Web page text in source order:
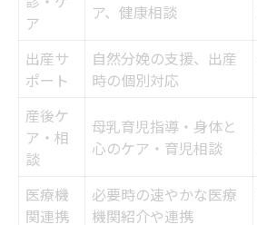
ア
ア、健康相談
出産サ
ポート
自然分娩の支援、出産
時の個別対応
産後ケ
ア・相
談
母乳育児指導・身体と
心のケア・育児相談
医療機
関連携
必要時の速やかな医療
機関紹介や連携